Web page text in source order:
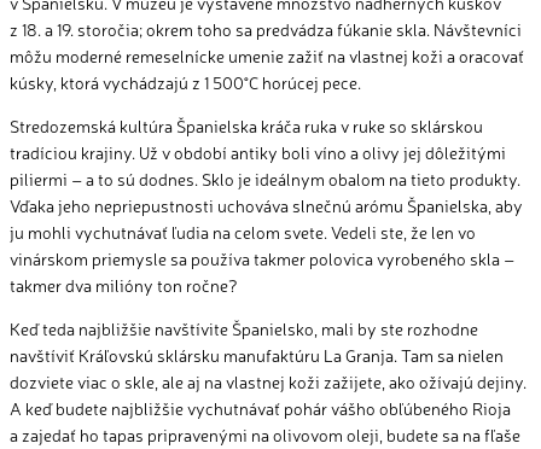
z 18. a 19. storočia; okrem toho sa predvádza fúkanie skla. Návštevníci
môžu moderné remeselnícke umenie zažiť na vlastnej koži a oracovať
kúsky, ktorá vychádzajú z 1 500°C horúcej pece.
Stredozemská kultúra Španielska kráča ruka v ruke so sklárskou
tradíciou krajiny. Už v období antiky boli víno a olivy jej dôležitými
piliermi – a to sú dodnes. Sklo je ideálnym obalom na tieto produkty.
Vďaka jeho nepriepustnosti uchováva slnečnú arómu Španielska, aby
ju mohli vychutnávať ľudia na celom svete. Vedeli ste, že len vo
vinárskom priemysle sa používa takmer polovica vyrobeného skla –
takmer dva milióny ton ročne?
Keď teda najbližšie navštívite Španielsko, mali by ste rozhodne
navštíviť Kráľovskú sklársku manufaktúru La Granja. Tam sa nielen
dozviete viac o skle, ale aj na vlastnej koži zažijete, ako ožívajú dejiny.
A keď budete najbližšie vychutnávať pohár vášho obľúbeného Rioja
a zajedať ho tapas pripravenými na olivovom oleji, budete sa na fľaše